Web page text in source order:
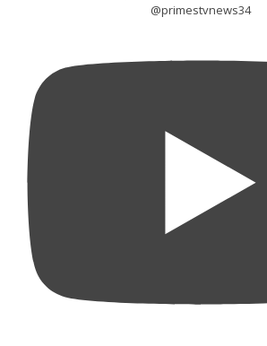
@primestvnews34